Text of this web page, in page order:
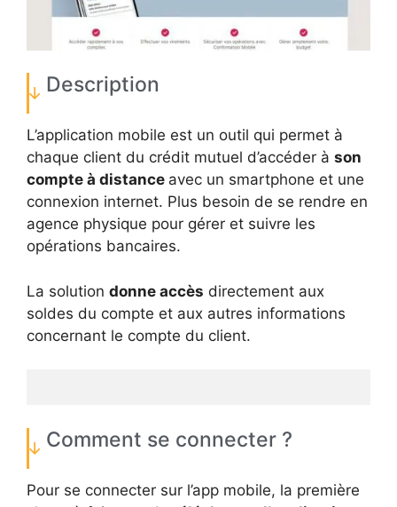
Description
L’application mobile est un outil qui permet à
chaque client du crédit mutuel d’accéder à son
compte à distance avec un smartphone et une
connexion internet. Plus besoin de se rendre en
agence physique pour gérer et suivre les
opérations bancaires.
La solution donne accès directement aux
soldes du compte et aux autres informations
concernant le compte du client.
Comment se connecter ?
Pour se connecter sur l’app mobile, la première